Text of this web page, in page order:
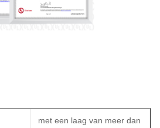
met een laag van meer dan